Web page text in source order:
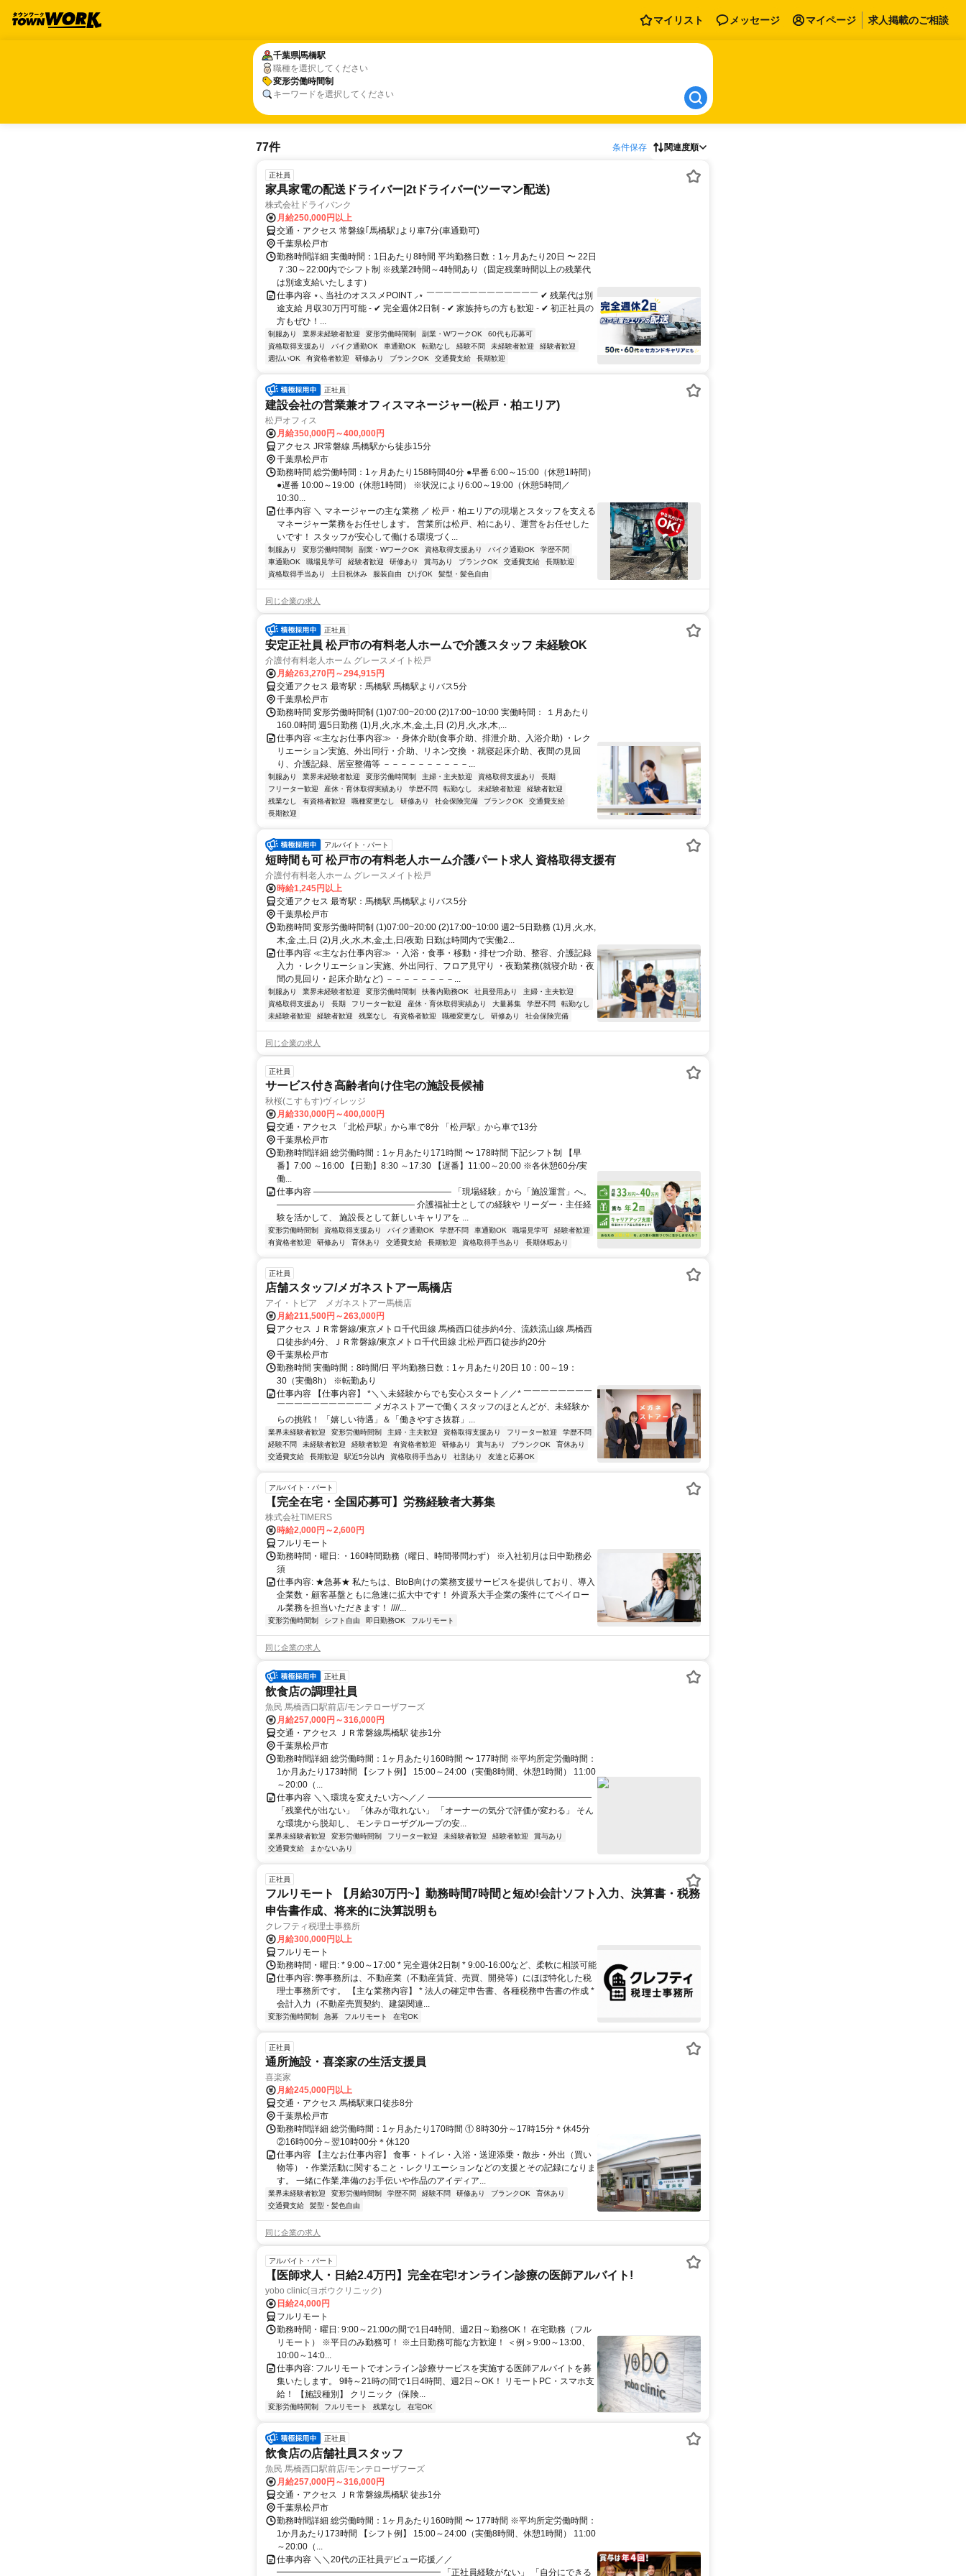
マイリスト メッセージ マイページ 求人掲載のご相談
千葉県馬橋駅
職種を選択してください
変形労働時間制
キーワードを選択してください
千葉県馬橋駅
変形労働時間制
77件 条件保存 関連度順
正社員
家具家電の配送ドライバー|2tドライバー(ツーマン配送)
株式会社ドライバンク
月給250,000円以上
交通・アクセス 常磐線｢馬橋駅｣より車7分(車通勤可)
千葉県松戸市
勤務時間詳細 実働時間：1日あたり8時間 平均勤務日数：1ヶ月あたり20日 〜 22日
７:30～22:00内でシフト制 ※残業2時間～4時間あり（固定残業時間以上の残業代
は別途支給いたします）
仕事内容 ⋆⸜ 当社のオススメPOINT ⸝⋆ ￣￣￣￣￣￣￣￣￣￣￣￣￣ ✔ 残業代は別
途支給 月収30万円可能 - ✔ 完全週休2日制 - ✔ 家族持ちの方も歓迎 - ✔ 初正社員の
方もぜひ！...
制服あり 業界未経験者歓迎 変形労働時間制 副業・WワークOK
60代も応募可
資格取得支援あり
バイク通勤OK 車通勤OK 転勤なし 経験不問 未経験者歓迎
経験者歓迎
週払いOK
有資格者歓迎 研修あり ブランクOK 交通費支給 長期歓迎
正社員
建設会社の営業兼オフィスマネージャー(松戸・柏エリア)
松戸オフィス
月給350,000円～400,000円
アクセス JR常磐線 馬橋駅から徒歩15分
千葉県松戸市
勤務時間 総労働時間：1ヶ月あたり158時間40分 ●早番 6:00～15:00（休憩1時間）
●遅番 10:00～19:00（休憩1時間） ※状況により6:00～19:00（休憩5時間／
10:30...
仕事内容 ＼ マネージャーの主な業務 ／ 松戸・柏エリアの現場とスタッフを支える
マネージャー業務をお任せします。 営業所は松戸、柏にあり、運営をお任せした
いです！ スタッフが安心して働ける環境づく...
制服あり 変形労働時間制 副業・WワークOK 資格取得支援あり バイク通勤OK
学歴不問
車通勤OK
職場見学可 経験者歓迎 研修あり 賞与あり ブランクOK 交通費支給
長期歓迎
資格取得手当あり
土日祝休み 服装自由 ひげOK 髪型・髪色自由
同じ企業の求人
正社員
安定正社員 松戸市の有料老人ホームで介護スタッフ 未経験OK
介護付有料老人ホーム グレースメイト松戸
月給263,270円～294,915円
交通アクセス 最寄駅：馬橋駅 馬橋駅よりバス5分
千葉県松戸市
勤務時間 変形労働時間制 (1)07:00~20:00 (2)17:00~10:00 実働時間： １月あたり
160.0時間 週5日勤務 (1)月,火,水,木,金,土,日 (2)月,火,水,木,...
仕事内容 ≪主なお仕事内容≫ ・身体介助(食事介助、排泄介助、入浴介助) ・レク
リエーション実施、外出同行・介助、リネン交換 ・就寝起床介助、夜間の見回
り、介護記録、居室整備等 －－－－－－－－－－...
制服あり 業界未経験者歓迎 変形労働時間制 主婦・主夫歓迎 資格取得支援あり
長期
フリーター歓迎
産休・育休取得実績あり 学歴不問 転勤なし 未経験者歓迎
経験者歓迎
残業なし
有資格者歓迎 職種変更なし 研修あり 社会保険完備 ブランクOK
交通費支給
長期歓迎
アルバイト・パート
短時間も可 松戸市の有料老人ホーム介護パート求人 資格取得支援有
介護付有料老人ホーム グレースメイト松戸
時給1,245円以上
交通アクセス 最寄駅：馬橋駅 馬橋駅よりバス5分
千葉県松戸市
勤務時間 変形労働時間制 (1)07:00~20:00 (2)17:00~10:00 週2~5日勤務 (1)月,火,水,
木,金,土,日 (2)月,火,水,木,金,土,日/夜勤 日勤は時間内で実働2...
仕事内容 ≪主なお仕事内容≫ ・入浴・食事・移動・排せつ介助、整容、介護記録
入力 ・レクリエーション実施、外出同行、フロア見守り ・夜勤業務(就寝介助・夜
間の見回り・起床介助など) －－－－－－－－...
制服あり 業界未経験者歓迎 変形労働時間制 扶養内勤務OK 社員登用あり
主婦・主夫歓迎
資格取得支援あり
長期 フリーター歓迎 産休・育休取得実績あり 大量募集 学歴不問
転勤なし
未経験者歓迎
経験者歓迎 残業なし 有資格者歓迎 職種変更なし 研修あり 社会保険完備
同じ企業の求人
正社員
サービス付き高齢者向け住宅の施設長候補
秋桜(こすもす)ヴィレッジ
月給330,000円～400,000円
交通・アクセス 「北松戸駅」から車で8分 「松戸駅」から車で13分
千葉県松戸市
勤務時間詳細 総労働時間：1ヶ月あたり171時間 〜 178時間 下記シフト制 【早
番】7:00 ～16:00 【日勤】8:30 ～17:30 【遅番】11:00～20:00 ※各休憩60分/実
働...
仕事内容 ———————————————— 「現場経験」から「施設運営」へ。
———————————————— 介護福祉士としての経験や リーダー・主任経
験を活かして、 施設長として新しいキャリアを ...
変形労働時間制 資格取得支援あり バイク通勤OK 学歴不問 車通勤OK 職場見学可
経験者歓迎
有資格者歓迎
研修あり 育休あり 交通費支給 長期歓迎 資格取得手当あり 長期休暇あり
正社員
店舗スタッフ/メガネストアー馬橋店
アイ・トピア メガネストアー馬橋店
月給211,500円～263,000円
アクセス ＪＲ常磐線/東京メトロ千代田線 馬橋西口徒歩約4分、流鉄流山線 馬橋西
口徒歩約4分、ＪＲ常磐線/東京メトロ千代田線 北松戸西口徒歩約20分
千葉県松戸市
勤務時間 実働時間：8時間/日 平均勤務日数：1ヶ月あたり20日 10：00～19：
30（実働8h） ※転勤あり
仕事内容 【仕事内容】 *＼＼未経験からでも安心スタート／／* ￣￣￣￣￣￣￣￣
￣￣￣￣￣￣￣￣￣￣￣ メガネストアーで働くスタッフのほとんどが、未経験か
らの挑戦！ 「嬉しい待遇」＆「働きやすさ抜群」...
業界未経験者歓迎 変形労働時間制 主婦・主夫歓迎 資格取得支援あり フリーター歓迎
学歴不問
経験不問
未経験者歓迎 経験者歓迎 有資格者歓迎 研修あり 賞与あり ブランクOK
育休あり
交通費支給
長期歓迎 駅近5分以内 資格取得手当あり 社割あり 友達と応募OK
アルバイト・パート
【完全在宅・全国応募可】労務経験者大募集
株式会社TIMERS
時給2,000円～2,600円
フルリモート
勤務時間・曜日: ・160時間勤務（曜日、時間帯問わず） ※入社初月は日中勤務必
須
仕事内容: ★急募★ 私たちは、BtoB向けの業務支援サービスを提供しており、導入
企業数・顧客基盤ともに急速に拡大中です！ 外資系大手企業の案件にてペイロー
ル業務を担当いただきます！ ////...
変形労働時間制 シフト自由 即日勤務OK フルリモート
同じ企業の求人
正社員
飲食店の調理社員
魚民 馬橋西口駅前店/モンテローザフーズ
月給257,000円～316,000円
交通・アクセス ＪＲ常磐線馬橋駅 徒歩1分
千葉県松戸市
勤務時間詳細 総労働時間：1ヶ月あたり160時間 〜 177時間 ※平均所定労働時間：
1か月あたり173時間 【シフト例】 15:00～24:00（実働8時間、休憩1時間） 11:00
～20:00（...
仕事内容 ＼＼環境を変えたい方へ／／ ━━━━━━━━━━━━━━━━━━━
「残業代が出ない」 「休みが取れない」 「オーナーの気分で評価が変わる」 そん
な環境から脱却し、 モンテローザグループの安...
業界未経験者歓迎 変形労働時間制 フリーター歓迎 未経験者歓迎 経験者歓迎
賞与あり
交通費支給
まかないあり
正社員
フルリモート 【月給30万円~】勤務時間7時間と短め!会計ソフト入力、決算書・税務
申告書作成、将来的に決算説明も
クレフティ税理士事務所
月給300,000円以上
フルリモート
勤務時間・曜日: * 9:00～17:00 * 完全週休2日制 * 9:00-16:00など、柔軟に相談可能
仕事内容: 弊事務所は、不動産業（不動産賃貸、売買、開発等）にほぼ特化した税
理士事務所です。 【主な業務内容】 * 法人の確定申告書、各種税務申告書の作成 *
会計入力（不動産売買契約、建築関連...
変形労働時間制 急募 フルリモート 在宅OK
正社員
通所施設・喜楽家の生活支援員
喜楽家
月給245,000円以上
交通・アクセス 馬橋駅東口徒歩8分
千葉県松戸市
勤務時間詳細 総労働時間：1ヶ月あたり170時間 ① 8時30分～17時15分＊休45分
②16時00分～翌10時00分＊休120
仕事内容 【主なお仕事内容】 食事・トイレ・入浴・送迎添乗・散歩・外出（買い
物等）・作業活動に関すること・レクリエーションなどの支援とその記録になりま
す。 一緒に作業,準備のお手伝いや作品のアイディア...
業界未経験者歓迎 変形労働時間制 学歴不問 経験不問 研修あり ブランクOK
育休あり
交通費支給
髪型・髪色自由
同じ企業の求人
アルバイト・パート
【医師求人・日給2.4万円】完全在宅!オンライン診療の医師アルバイト!
yobo clinic(ヨボウクリニック)
日給24,000円
フルリモート
勤務時間・曜日: 9:00～21:00の間で1日4時間、週2日～勤務OK！ 在宅勤務（フル
リモート） ※平日のみ勤務可！ ※土日勤務可能な方歓迎！ ＜例＞9:00～13:00、
10:00～14:0...
仕事内容: フルリモートでオンライン診療サービスを実施する医師アルバイトを募
集いたします。 9時～21時の間で1日4時間、週2日～OK！ リモートPC・スマホ支
給！ 【施設種別】 クリニック（保険...
変形労働時間制 フルリモート 残業なし 在宅OK
正社員
飲食店の店舗社員スタッフ
魚民 馬橋西口駅前店/モンテローザフーズ
月給257,000円～316,000円
交通・アクセス ＪＲ常磐線馬橋駅 徒歩1分
千葉県松戸市
勤務時間詳細 総労働時間：1ヶ月あたり160時間 〜 177時間 ※平均所定労働時間：
1か月あたり173時間 【シフト例】 15:00～24:00（実働8時間、休憩1時間） 11:00
～20:00（...
仕事内容 ＼＼20代の正社員デビュー応援／／
━━━━━━━━━━━━━━━━━━━ 「正社員経験がない」 「自分にできる